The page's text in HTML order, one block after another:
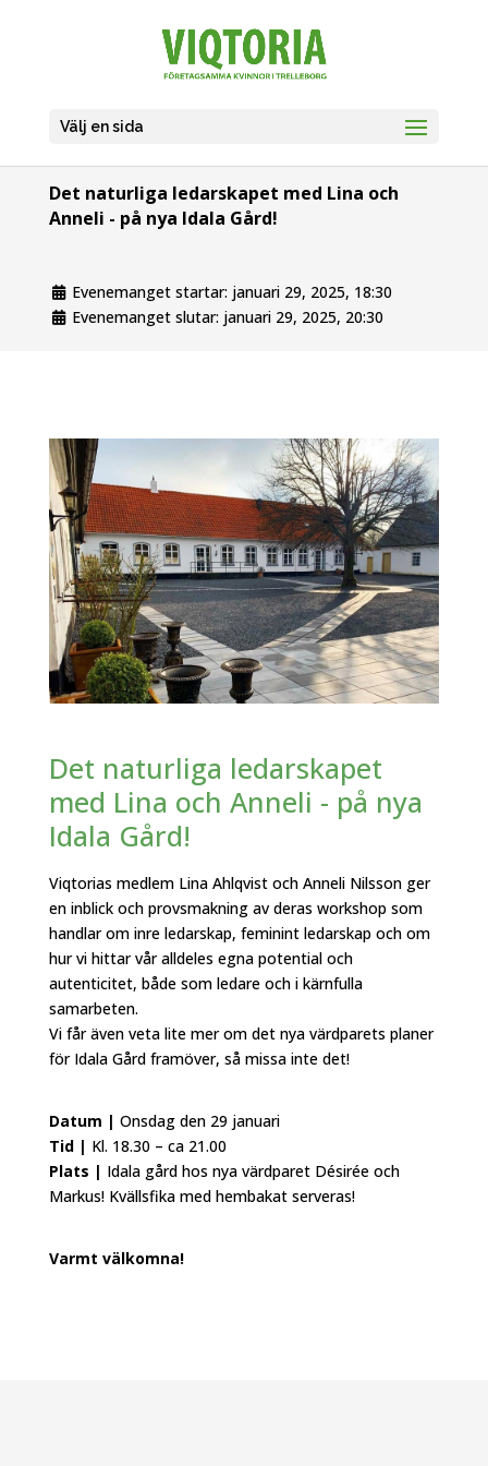
Välj en sida
Det naturliga ledarskapet med Lina och
Anneli - på nya Idala Gård!
Evenemanget startar: januari 29, 2025, 18:30
Evenemanget slutar: januari 29, 2025, 20:30
Det naturliga ledarskapet
med Lina och Anneli - på nya
Idala Gård!
Viqtorias medlem Lina Ahlqvist och Anneli Nilsson ger
en inblick och provsmakning av deras workshop som
handlar om inre ledarskap, feminint ledarskap och om
hur vi hittar vår alldeles egna potential och
autenticitet, både som ledare och i kärnfulla
samarbeten.
Vi får även veta lite mer om det nya värdparets planer
för Idala Gård framöver, så missa inte det!
Datum | Onsdag den 29 januari
Tid | Kl. 18.30 – ca 21.00
Plats | Idala gård hos nya värdparet Désirée och
Markus! Kvällsfika med hembakat serveras!
Varmt välkomna!